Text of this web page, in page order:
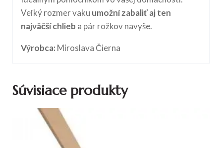
Veľký rozmer vaku umožní zabaliť aj ten
najväčší chlieb a pár rožkov navyše.
Výrobca: Miroslava Čierna
Súvisiace produkty